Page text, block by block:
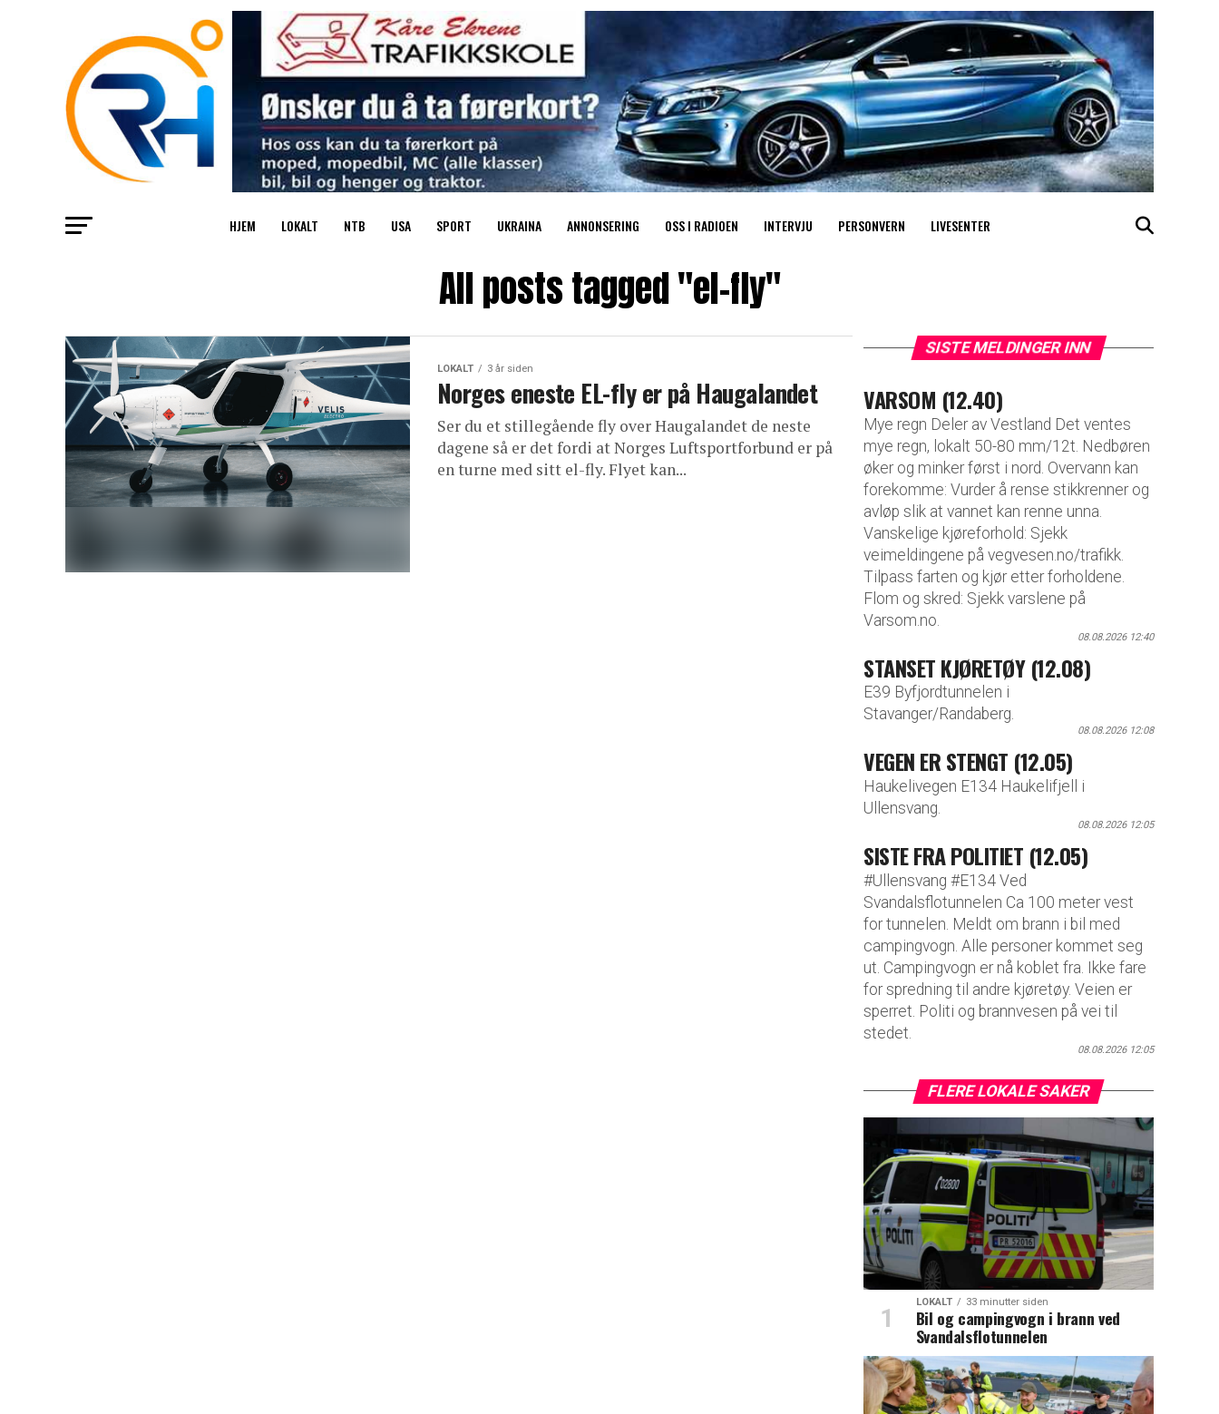
HJEM LOKALT NTB USA SPORT UKRAINA ANNONSERING OSS I RADIOEN INTERVJU PERSONVERN LIVESENTER
All posts tagged "el-fly"
LOKALT 3 år siden
Norges eneste EL-fly er på Haugalandet
Ser du et stillegående fly over Haugalandet de neste
dagene så er det fordi at Norges Luftsportforbund er på
en turne med sitt el-fly. Flyet kan...
SISTE MELDINGER INN
VARSOM (12.40)
Mye regn Deler av Vestland Det ventes
mye regn, lokalt 50-80 mm/12t. Nedbøren
øker og minker først i nord. Overvann kan
forekomme: Vurder å rense stikkrenner og
avløp slik at vannet kan renne unna.
Vanskelige kjøreforhold: Sjekk
veimeldingene på vegvesen.no/trafikk.
Tilpass farten og kjør etter forholdene.
Flom og skred: Sjekk varslene på
Varsom.no.
08.08.2026 12:40
STANSET KJØRETØY (12.08)
E39 Byfjordtunnelen i
Stavanger/Randaberg.
08.08.2026 12:08
VEGEN ER STENGT (12.05)
Haukelivegen E134 Haukelifjell i
Ullensvang.
08.08.2026 12:05
SISTE FRA POLITIET (12.05)
#Ullensvang #E134 Ved
Svandalsflotunnelen Ca 100 meter vest
for tunnelen. Meldt om brann i bil med
campingvogn. Alle personer kommet seg
ut. Campingvogn er nå koblet fra. Ikke fare
for spredning til andre kjøretøy. Veien er
sperret. Politi og brannvesen på vei til
stedet.
08.08.2026 12:05
FLERE LOKALE SAKER
LOKALT 33 minutter siden
Bil og campingvogn i brann ved
Svandalsflotunnelen